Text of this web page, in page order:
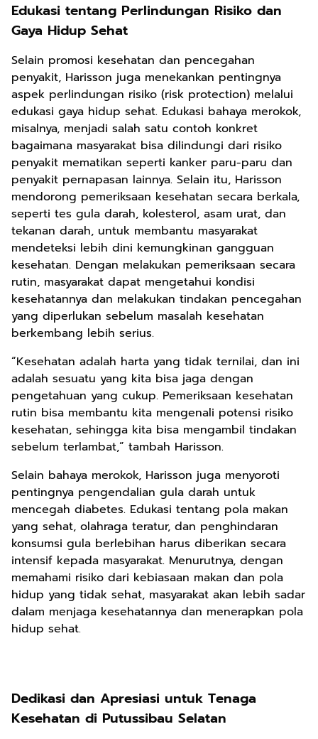
Edukasi tentang Perlindungan Risiko dan
Gaya Hidup Sehat
Selain promosi kesehatan dan pencegahan
penyakit, Harisson juga menekankan pentingnya
aspek perlindungan risiko (risk protection) melalui
edukasi gaya hidup sehat. Edukasi bahaya merokok,
misalnya, menjadi salah satu contoh konkret
bagaimana masyarakat bisa dilindungi dari risiko
penyakit mematikan seperti kanker paru-paru dan
penyakit pernapasan lainnya. Selain itu, Harisson
mendorong pemeriksaan kesehatan secara berkala,
seperti tes gula darah, kolesterol, asam urat, dan
tekanan darah, untuk membantu masyarakat
mendeteksi lebih dini kemungkinan gangguan
kesehatan. Dengan melakukan pemeriksaan secara
rutin, masyarakat dapat mengetahui kondisi
kesehatannya dan melakukan tindakan pencegahan
yang diperlukan sebelum masalah kesehatan
berkembang lebih serius.
“Kesehatan adalah harta yang tidak ternilai, dan ini
adalah sesuatu yang kita bisa jaga dengan
pengetahuan yang cukup. Pemeriksaan kesehatan
rutin bisa membantu kita mengenali potensi risiko
kesehatan, sehingga kita bisa mengambil tindakan
sebelum terlambat,” tambah Harisson.
Selain bahaya merokok, Harisson juga menyoroti
pentingnya pengendalian gula darah untuk
mencegah diabetes. Edukasi tentang pola makan
yang sehat, olahraga teratur, dan penghindaran
konsumsi gula berlebihan harus diberikan secara
intensif kepada masyarakat. Menurutnya, dengan
memahami risiko dari kebiasaan makan dan pola
hidup yang tidak sehat, masyarakat akan lebih sadar
dalam menjaga kesehatannya dan menerapkan pola
hidup sehat.
Dedikasi dan Apresiasi untuk Tenaga
Kesehatan di Putussibau Selatan